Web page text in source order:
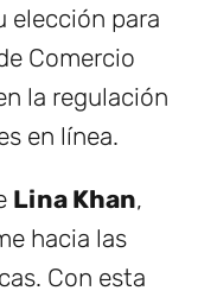
elección para
Comercio
la regulación
en línea.
Lina Khan,
hacia las
Con esta